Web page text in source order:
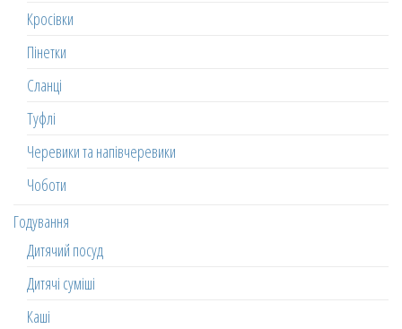
Кросівки
Пінетки
Сланці
Туфлі
Черевики та напівчеревики
Чоботи
Годування
Дитячий посуд
Дитячі суміші
Каші